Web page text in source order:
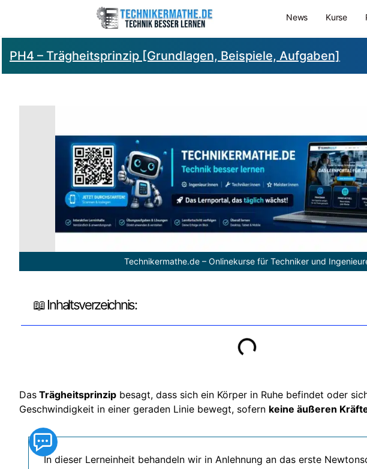
News Kurse
PH4 – Trägheitsprinzip [Grundlagen, Beispiele, Aufgaben]
Technikermathe.de – Onlinekurse für Techniker und
📖 Inhaltsverzeichnis:
Das Trägheitsprinzip besagt, dass sich ein Körper in Ruhe befindet oder
Geschwindigkeit in einer geraden Linie bewegt, sofern keine äußeren
In dieser Lerneinheit behandeln wir in Anlehnung an das erste